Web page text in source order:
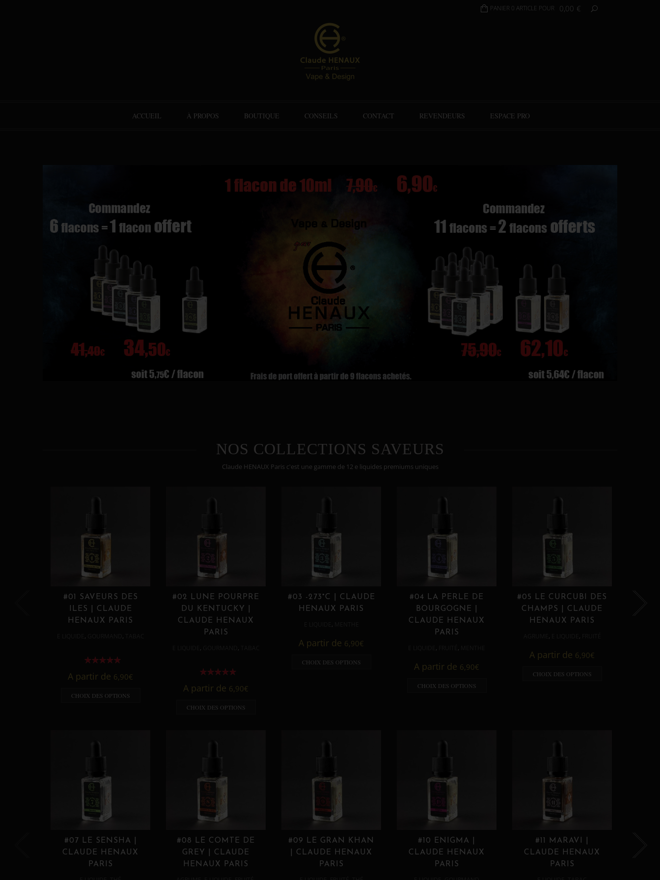
PANIER 0 ARTICLE POUR 0,00 €
ACCUEIL À PROPOS BOUTIQUE CONSEILS CONTACT REVENDEURS ESPACE PRO
NOS COLLECTIONS SAVEURS
Claude HENAUX Paris c'est une gamme de 12 e liquides premiums uniques
#01 SAVEURS DES
ILES | CLAUDE
HENAUX PARIS
, ,
A partir de 6,90€
CHOIX DES OPTIONS
#02 LUNE POURPRE
DU KENTUCKY |
CLAUDE HENAUX
PARIS
, ,
A partir de 6,90€
CHOIX DES OPTIONS
#03 -273°C | CLAUDE
HENAUX PARIS
,
A partir de 6,90€
CHOIX DES OPTIONS
#04 LA PERLE DE
BOURGOGNE |
CLAUDE HENAUX
PARIS
, ,
A partir de 6,90€
CHOIX DES OPTIONS
#05 LE CURCUBI DES
CHAMPS | CLAUDE
HENAUX PARIS
, ,
A partir de 6,90€
CHOIX DES OPTIONS
#07 LE SENSHA |
CLAUDE HENAUX
PARIS
#08 LE COMTE DE
GREY | CLAUDE
HENAUX PARIS
#09 LE GRAN KHAN
| CLAUDE HENAUX
PARIS
#10 ENIGMA |
CLAUDE HENAUX
PARIS
#11 MARAVI |
CLAUDE HENAUX
PARIS